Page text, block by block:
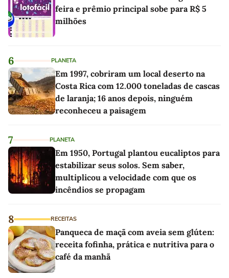
feira e prêmio principal sobe para R$ 5
milhões
6 PLANETA
Em 1997, cobriram um local deserto na
Costa Rica com 12.000 toneladas de cascas
de laranja; 16 anos depois, ninguém
reconheceu a paisagem
7 PLANETA
Em 1950, Portugal plantou eucaliptos para
estabilizar seus solos. Sem saber,
multiplicou a velocidade com que os
incêndios se propagam
8 RECEITAS
Panqueca de maçã com aveia sem glúten:
receita fofinha, prática e nutritiva para o
café da manhã